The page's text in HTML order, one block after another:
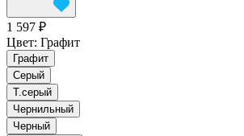
1 597 ₽
Цвет: Графит
Графит
Серый
Т.серый
Чернильный
Черный